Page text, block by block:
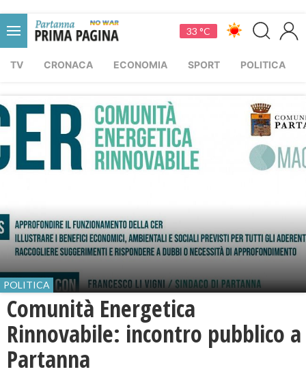
33 °C
TV CRONACA ECONOMIA SPORT POLITICA
POLITICA
Comunità Energetica
Rinnovabile: incontro pubblico a
Partanna